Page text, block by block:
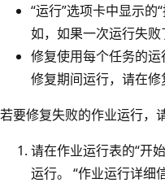
“运行”选项卡中显示
如，如果一次运行失败
修复使用每个任务的
修复期间运行，请在
若要修复失败的作业运行，
请在作业运行表的“开
运行。 “作业运行详细